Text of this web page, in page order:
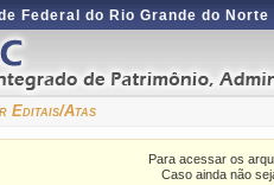
Federal do Rio Grande do Norte
Editais/Atas
Para acessar os
Caso ainda não